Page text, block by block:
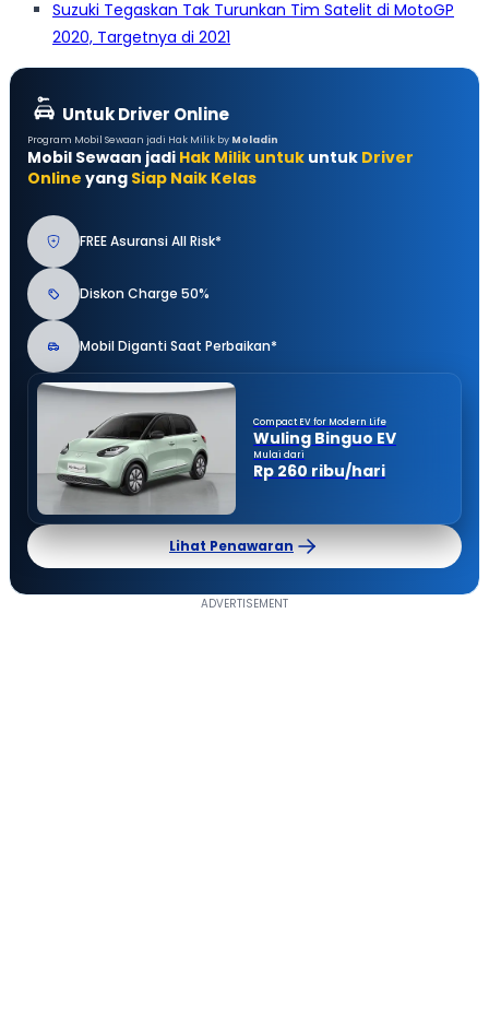
Suzuki Tegaskan Tak Turunkan Tim Satelit di MotoGP
2020, Targetnya di 2021
Untuk Driver Online
Program Mobil Sewaan jadi Hak Milik by Moladin
Mobil Sewaan jadi Hak Milik untuk untuk Driver
Online yang Siap Naik Kelas
FREE Asuransi All Risk*
Diskon Charge 50%
Mobil Diganti Saat Perbaikan*
Compact EV for Modern Life
Wuling Binguo EV
Mulai dari
Rp 260 ribu/hari
Lihat Penawaran